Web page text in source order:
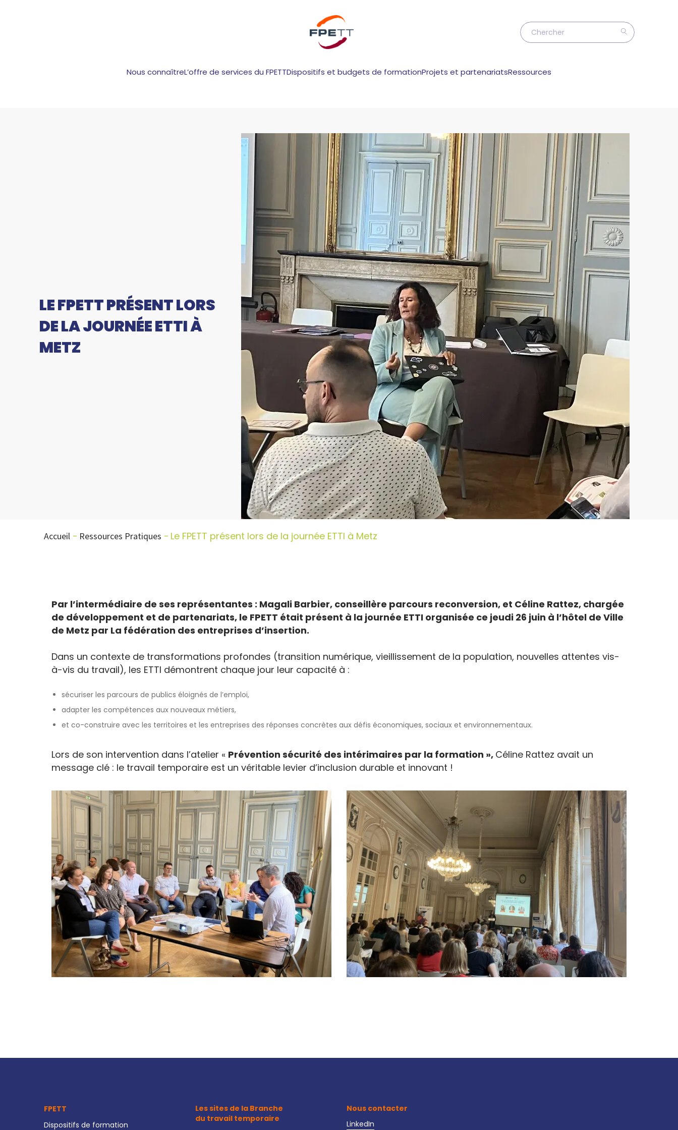
Nous connaîtreL’offre de services du FPETTDispositifs et budgets de formationProjets et partenariatsRessources
LE FPETT PRÉSENT LORS
DE LA JOURNÉE ETTI À
METZ
Accueil Ressources Pratiques Le FPETT présent lors de la journée ETTI à Metz
Par l’intermédiaire de ses représentantes : Magali Barbier, conseillère parcours reconversion, et Céline Rattez, chargée
de développement et de partenariats, le FPETT était présent à la journée ETTI organisée ce jeudi 26 juin à l’hôtel de Ville
de Metz par La fédération des entreprises d’insertion.
Dans un contexte de transformations profondes (transition numérique, vieillissement de la population, nouvelles attentes vis-
à-vis du travail), les ETTI démontrent chaque jour leur capacité à :
sécuriser les parcours de publics éloignés de l’emploi,
adapter les compétences aux nouveaux métiers,
et co-construire avec les territoires et les entreprises des réponses concrètes aux défis économiques, sociaux et environnementaux.
Lors de son intervention dans l’atelier « Prévention sécurité des intérimaires par la formation », Céline Rattez avait un
message clé : le travail temporaire est un véritable levier d’inclusion durable et innovant !
FPETT
Dispositifs de formation
Les sites de la Branche
du travail temporaire
Nous contacter
LinkedIn